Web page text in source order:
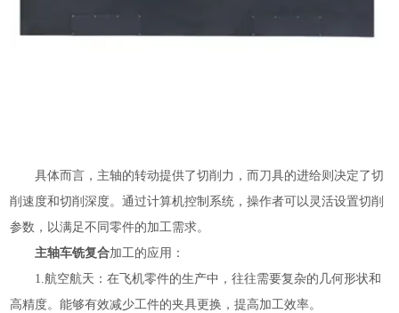
具体而言，主轴的转动提供了切削力，而刀具的进给则决定了切
削速度和切削深度。通过计算机控制系统，操作者可以灵活设置切削
参数，以满足不同零件的加工需求。
主轴车铣复合加工的应用：
1.航空航天：在飞机零件的生产中，往往需要复杂的几何形状和
高精度。能够有效减少工件的夹具更换，提高加工效率。